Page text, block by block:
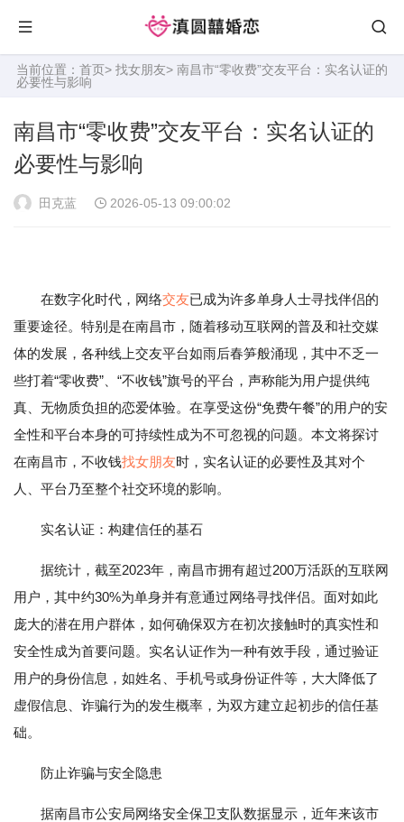
当前位置： 首页> 找女朋友> 南昌市“零收费”交友平台：实名认证的
必要性与影响
南昌市“零收费”交友平台：实名认证的
必要性与影响
田克蓝 2026-05-13 09:00:02
在数字化时代，网络交友已成为许多单身人士寻找伴侣的
重要途径。特别是在南昌市，随着移动互联网的普及和社交媒
体的发展，各种线上交友平台如雨后春笋般涌现，其中不乏一
些打着“零收费”、“不收钱”旗号的平台，声称能为用户提供纯
真、无物质负担的恋爱体验。在享受这份“免费午餐”的用户的安
全性和平台本身的可持续性成为不可忽视的问题。本文将探讨
在南昌市，不收钱找女朋友时，实名认证的必要性及其对个
人、平台乃至整个社交环境的影响。
实名认证：构建信任的基石
据统计，截至2023年，南昌市拥有超过200万活跃的互联网
用户，其中约30%为单身并有意通过网络寻找伴侣。面对如此
庞大的潜在用户群体，如何确保双方在初次接触时的真实性和
安全性成为首要问题。实名认证作为一种有效手段，通过验证
用户的身份信息，如姓名、手机号或身份证件等，大大降低了
虚假信息、诈骗行为的发生概率，为双方建立起初步的信任基
础。
防止诈骗与安全隐患
据南昌市公安局网络安全保卫支队数据显示，近年来该市